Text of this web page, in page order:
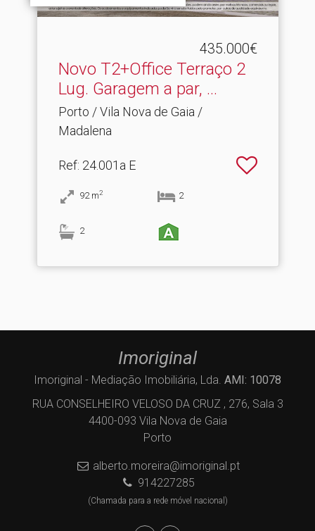
435.000€
Novo T2+Office Terraço 2
Lug.​ Garagem a par, ...
Porto / Vila Nova de Gaia /
Madalena
Ref: 24.001a E
92 m2 2
2
Imoriginal
Imoriginal - Mediação Imobiliária, Lda. AMI: 10078
RUA CONSELHEIRO VELOSO DA CRUZ , 276, Sala 3
4400-093 Vila Nova de Gaia
Porto
alberto.moreira@imoriginal.pt
914227285
(Chamada para a rede móvel nacional)